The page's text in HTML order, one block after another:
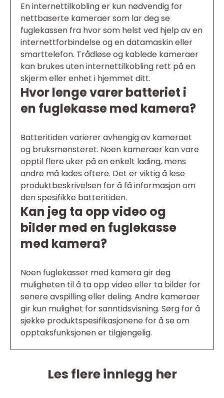
En internettilkobling er kun nødvendig for
nettbaserte kameraer som lar deg se
fuglekassen fra hvor som helst ved hjelp av en
internettforbindelse og en datamaskin eller
smarttelefon. Trådløse og kablede kameraer
kan brukes uten internettilkobling rett på en
skjerm eller enhet i hjemmet ditt.
Hvor lenge varer batteriet i
en fuglekasse med kamera?
Batteritiden varierer avhengig av kameraet
og bruksmønsteret. Noen kameraer kan vare
opptil flere uker på en enkelt lading, mens
andre må lades oftere. Det er viktig å lese
produktbeskrivelsen for å få informasjon om
den spesifikke batteritiden.
Kan jeg ta opp video og
bilder med en fuglekasse
med kamera?
Noen fuglekasser med kamera gir deg
muligheten til å ta opp video eller ta bilder for
senere avspilling eller deling. Andre kameraer
gir kun mulighet for sanntidsvisning. Sørg for å
sjekke produktspesifikasjonene for å se om
opptaksfunksjonen er tilgjengelig.
Les flere innlegg her